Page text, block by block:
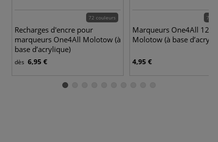
72 couleurs
Recharges d'encre pour
marqueurs One4All Molotow (à
base d’acrylique)
dès 6,95 €
72
Marqueurs One4All
Molotow (à base
4,95 €